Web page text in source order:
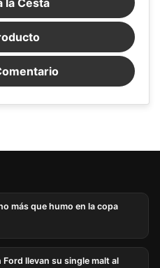
la Cesta
más que humo en la copa
llevan su single malt al